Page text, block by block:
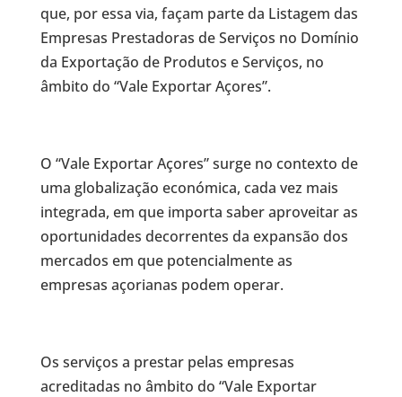
que, por essa via, façam parte da Listagem das
Empresas Prestadoras de Serviços no Domínio
da Exportação de Produtos e Serviços, no
âmbito do “Vale Exportar Açores”.
O “Vale Exportar Açores” surge no contexto de
uma globalização económica, cada vez mais
integrada, em que importa saber aproveitar as
oportunidades decorrentes da expansão dos
mercados em que potencialmente as
empresas açorianas podem operar.
Os serviços a prestar pelas empresas
acreditadas no âmbito do “Vale Exportar